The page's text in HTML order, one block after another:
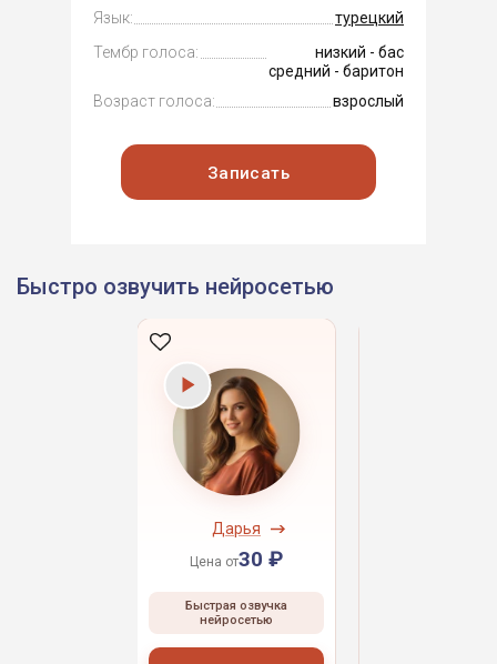
Язык:
турецкий
Тембр голоса:
низкий - бас
средний - баритон
Возраст голоса:
взрослый
Записать
Быстро озвучить нейросетью
Дарья
Цена от30 ₽
Быстрая озвучка
нейросетью